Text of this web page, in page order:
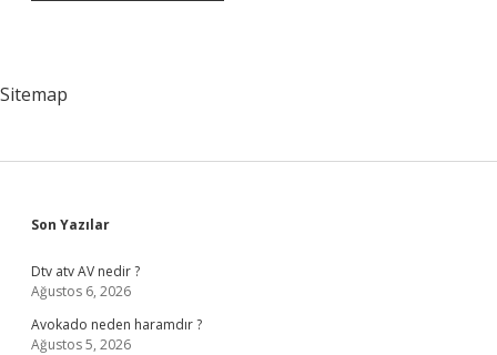
Sitemap
Sidebar
Son Yazılar
Dtv atv AV nedir ?
Ağustos 6, 2026
Avokado neden haramdır ?
Ağustos 5, 2026